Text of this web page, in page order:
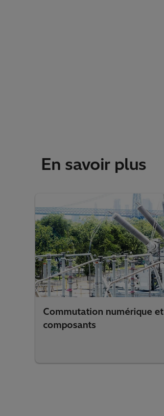
En savoir plus
Commutation numérique et
composants